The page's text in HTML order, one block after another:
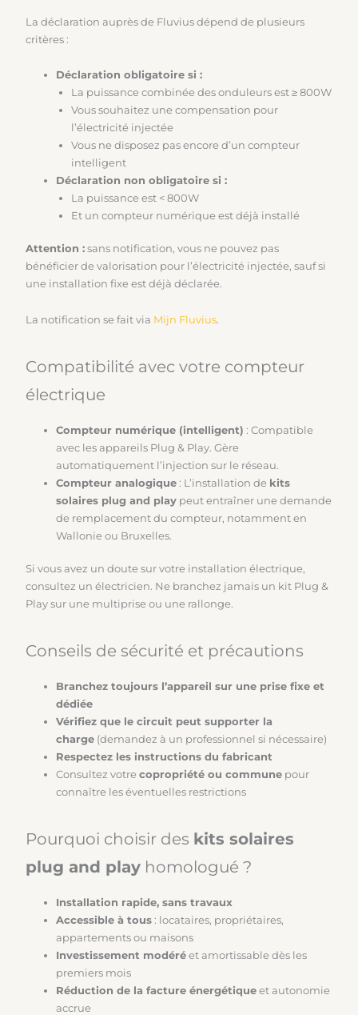
La déclaration auprès de Fluvius dépend de plusieurs
critères :
Déclaration obligatoire si :
La puissance combinée des onduleurs est ≥ 800W
Vous souhaitez une compensation pour
l’électricité injectée
Vous ne disposez pas encore d’un compteur
intelligent
Déclaration non obligatoire si :
La puissance est < 800W
Et un compteur numérique est déjà installé
Attention : sans notification, vous ne pouvez pas
bénéficier de valorisation pour l’électricité injectée, sauf si
une installation fixe est déjà déclarée.
La notification se fait via Mijn Fluvius.
Compatibilité avec votre compteur
électrique
Compteur numérique (intelligent) : Compatible
avec les appareils Plug & Play. Gère
automatiquement l’injection sur le réseau.
Compteur analogique : L’installation de kits
solaires plug and play peut entraîner une demande
de remplacement du compteur, notamment en
Wallonie ou Bruxelles.
Si vous avez un doute sur votre installation électrique,
consultez un électricien. Ne branchez jamais un kit Plug &
Play sur une multiprise ou une rallonge.
Conseils de sécurité et précautions
Branchez toujours l’appareil sur une prise fixe et
dédiée
Vérifiez que le circuit peut supporter la
charge (demandez à un professionnel si nécessaire)
Respectez les instructions du fabricant
Consultez votrecopropriété ou commune pour
connaître les éventuelles restrictions
Pourquoi choisir des kits solaires
plug and play homologué ?
Installation rapide, sans travaux
Accessible à tous : locataires, propriétaires,
appartements ou maisons
Investissement modéré et amortissable dès les
premiers mois
Réduction de la facture énergétique et autonomie
accrue